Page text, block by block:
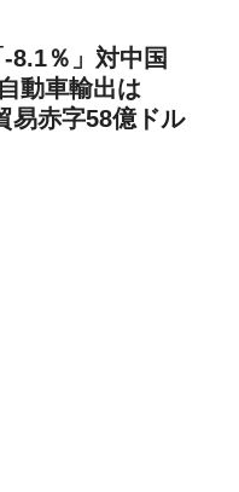
8.1％」対中国
動車輸出は
易赤字58億ドル